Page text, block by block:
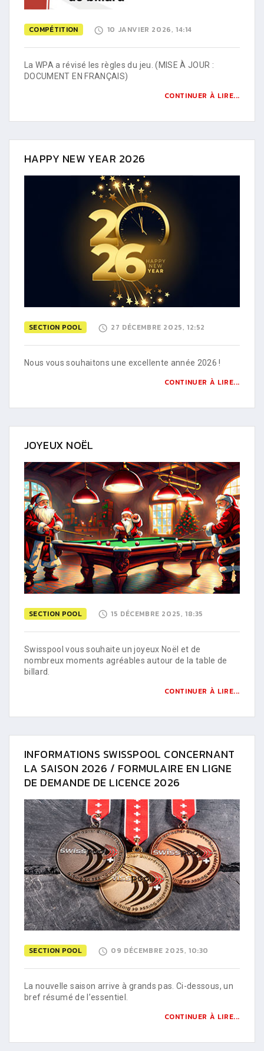
COMPÉTITION 10 JANVIER 2026, 14:14
La WPA a révisé les règles du jeu. (MISE À JOUR :
DOCUMENT EN FRANÇAIS)
CONTINUER À LIRE...
HAPPY NEW YEAR 2026
SECTION POOL 27 DÉCEMBRE 2025, 12:52
Nous vous souhaitons une excellente année 2026 !
CONTINUER À LIRE...
JOYEUX NOËL
SECTION POOL 15 DÉCEMBRE 2025, 18:35
Swisspool vous souhaite un joyeux Noël et de
nombreux moments agréables autour de la table de
billard.
CONTINUER À LIRE...
INFORMATIONS SWISSPOOL CONCERNANT
LA SAISON 2026 / FORMULAIRE EN LIGNE
DE DEMANDE DE LICENCE 2026
SECTION POOL 09 DÉCEMBRE 2025, 10:30
La nouvelle saison arrive à grands pas. Ci-dessous, un
bref résumé de l’essentiel.
CONTINUER À LIRE...